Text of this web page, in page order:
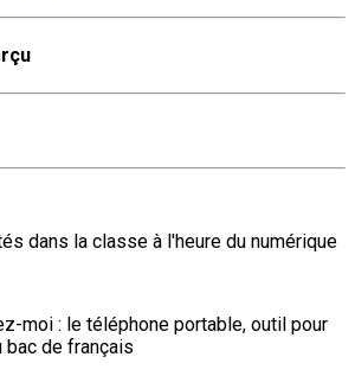
dans la classe à l'heure du numérique
moi : le téléphone portable, outil pour
bac de français